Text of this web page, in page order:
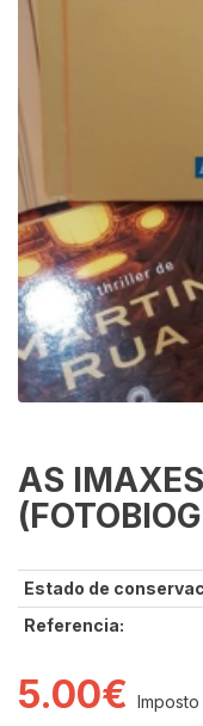
AS
Estado de
Referencia:
5.00€